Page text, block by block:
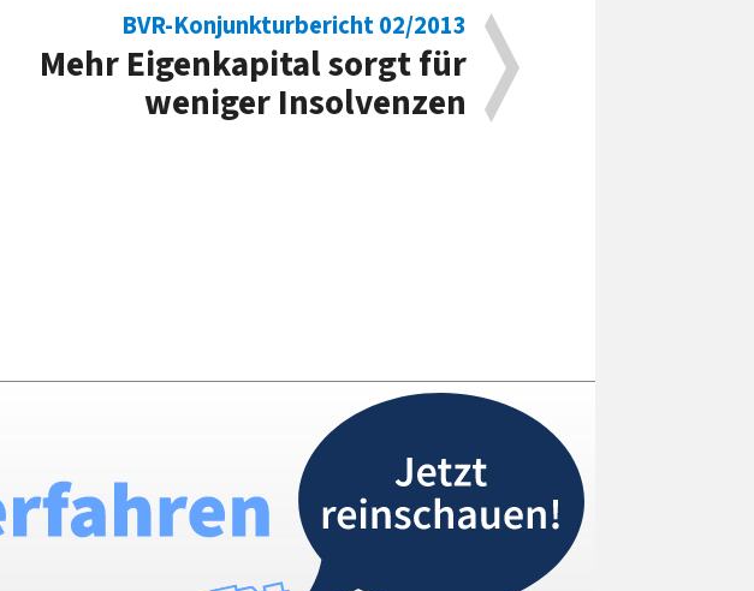
BVR-Konjunkturbericht 02/2013
Mehr Eigenkapital sorgt für
weniger Insolvenzen